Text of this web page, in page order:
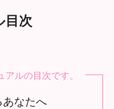
目次
ルの目次です。
あなたへ